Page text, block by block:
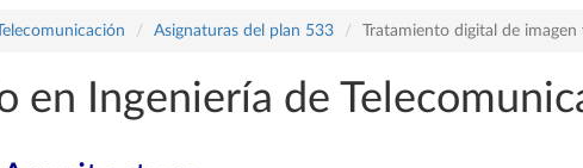
Asignaturas del plan 533 Tratamiento digital de
en Ingeniería de